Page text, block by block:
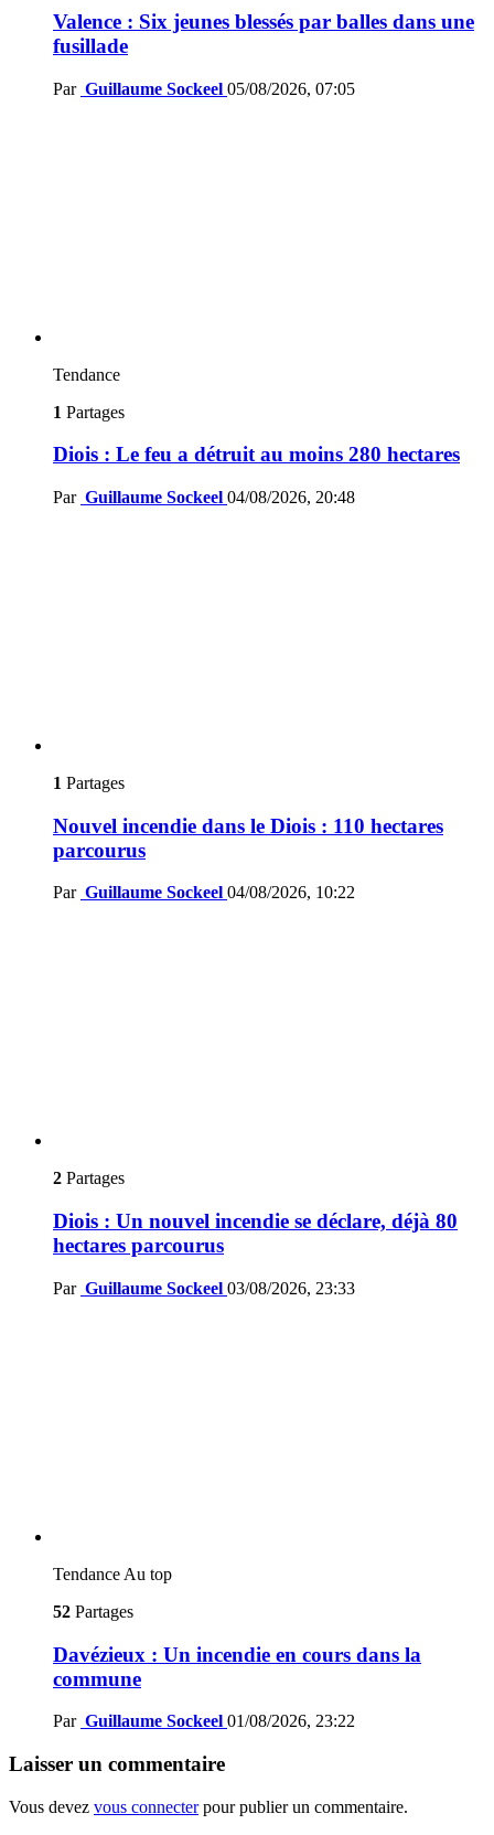
Valence : Six jeunes blessés par balles dans une
fusillade
Par Guillaume Sockeel 05/08/2026, 07:05
Tendance
1 Partages
Diois : Le feu a détruit au moins 280 hectares
Par Guillaume Sockeel 04/08/2026, 20:48
1 Partages
Nouvel incendie dans le Diois : 110 hectares
parcourus
Par Guillaume Sockeel 04/08/2026, 10:22
2 Partages
Diois : Un nouvel incendie se déclare, déjà 80
hectares parcourus
Par Guillaume Sockeel 03/08/2026, 23:33
Tendance Au top
52 Partages
Davézieux : Un incendie en cours dans la
commune
Par Guillaume Sockeel 01/08/2026, 23:22
Laisser un commentaire
Vous devez vous connecterpour publier un commentaire.